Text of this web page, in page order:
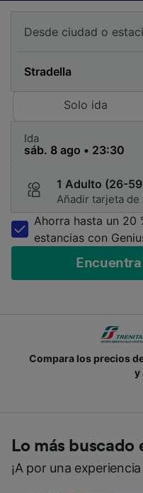
Solo ida
Ida
1 Adulto (26-
Añadir tarjeta
Ahorra hasta un 20
estancias con
Compara los precios de
y
Lo más buscado
¡A por una